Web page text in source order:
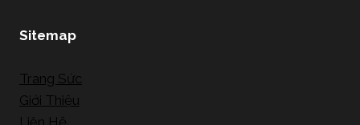
Sitemap
Trang Sức
Giới Thiệu